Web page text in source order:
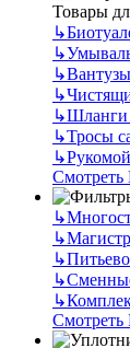
Товары
↳
↳
↳Вантузы
↳
↳Шланги
↳Тросы
↳
Смотреть
↳
↳
↳
↳
↳
Смотреть